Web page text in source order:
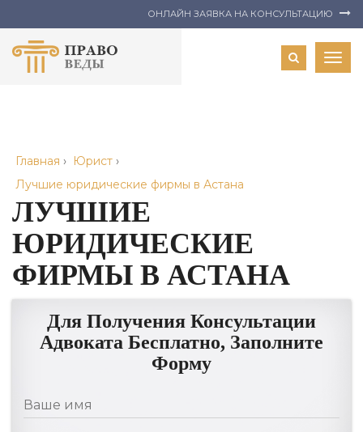
ОНЛАЙН ЗАЯВКА НА КОНСУЛЬТАЦИЮ
Главная › Юрист ›
Лучшие юридические фирмы в Астана
ЛУЧШИЕ
ЮРИДИЧЕСКИЕ
ФИРМЫ В АСТАНА
Для Получения Консультации
Адвоката Бесплатно, Заполните
Форму